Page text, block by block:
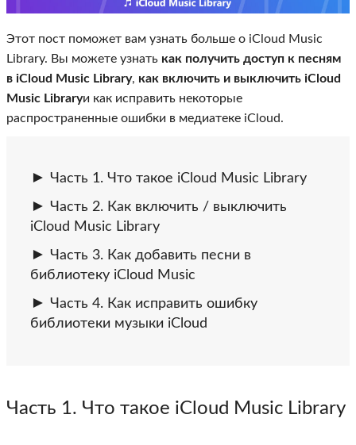
Этот пост поможет вам узнать больше о iCloud Music
Library. Вы можете узнать как получить доступ к песням
в iCloud Music Library, как включить и выключить iCloud
Music Libraryи как исправить некоторые
распространенные ошибки в медиатеке iCloud.
Часть 1. Что такое iCloud Music Library
Часть 2. Как включить / выключить
іClоud Music Library
Часть 3. Как добавить песни в
библиотеку iCloud Music
Часть 4. Как исправить ошибку
библиотеки музыки iCloud
Часть 1. Что такое iCloud Music Library